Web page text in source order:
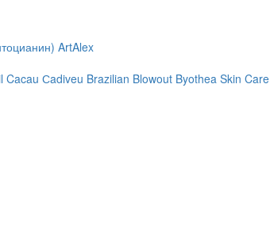
ArtAlex
Cacau Сadiveu Brazilian Blowout Byothea Skin Care